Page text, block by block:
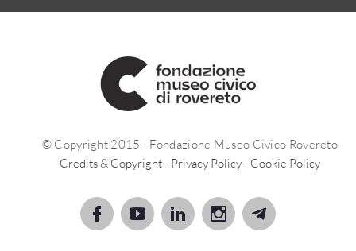
© Copyright 2015 - Fondazione Museo Civico Rovereto
Credits & Copyright- Privacy Policy- Cookie Policy